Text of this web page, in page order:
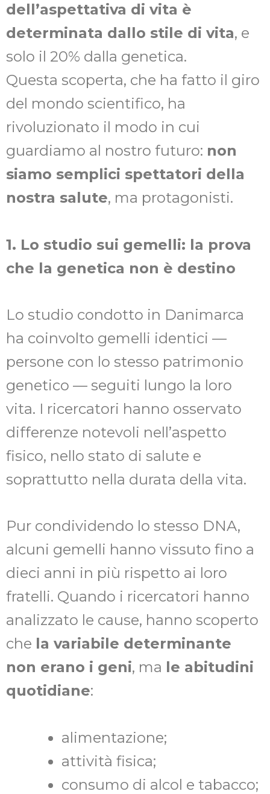
dell’aspettativa di vita è
determinata dallo stile di vita, e
solo il 20% dalla genetica.
Questa scoperta, che ha fatto il giro
del mondo scientifico, ha
rivoluzionato il modo in cui
guardiamo al nostro futuro: non
siamo semplici spettatori della
nostra salute, ma protagonisti.
1. Lo studio sui gemelli: la prova
che la genetica non è destino
Lo studio condotto in Danimarca
ha coinvolto gemelli identici —
persone con lo stesso patrimonio
genetico — seguiti lungo la loro
vita. I ricercatori hanno osservato
differenze notevoli nell’aspetto
fisico, nello stato di salute e
soprattutto nella durata della vita.
Pur condividendo lo stesso DNA,
alcuni gemelli hanno vissuto fino a
dieci anni in più rispetto ai loro
fratelli. Quando i ricercatori hanno
analizzato le cause, hanno scoperto
che la variabile determinante
non erano i geni, ma le abitudini
quotidiane:
alimentazione;
attività fisica;
consumo di alcol e tabacco;